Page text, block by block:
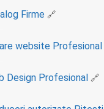
Firme
website Profesional
Design Profesional